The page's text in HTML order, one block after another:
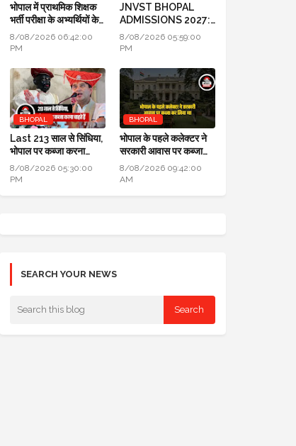
भोपाल में प्राथमिक शिक्षक
भर्ती परीक्षा के अभ्यर्थियों के
प्रदर्शन का दूसरा दिन
8/08/2026 06:42:00
PM
JNVST BHOPAL
ADMISSIONS 2027:
कक्षा 6 में प्रवेश के लिए
आवेदन की अंतिम तिथि बढ़ाई
8/08/2026 05:59:00
PM
BHOPAL
Last 213 साल से सिंधिया,
भोपाल पर कब्जा करना
चाहते हैं लेकिन सफल नहीं हो
पाए
8/08/2026 05:30:00
PM
BHOPAL
भोपाल के पहले कलेक्टर ने
सरकारी आवास पर कब्जा
कर लिया था, हाई कोर्ट में
हुआ खुलासा
8/08/2026 09:42:00
AM
SEARCH YOUR NEWS